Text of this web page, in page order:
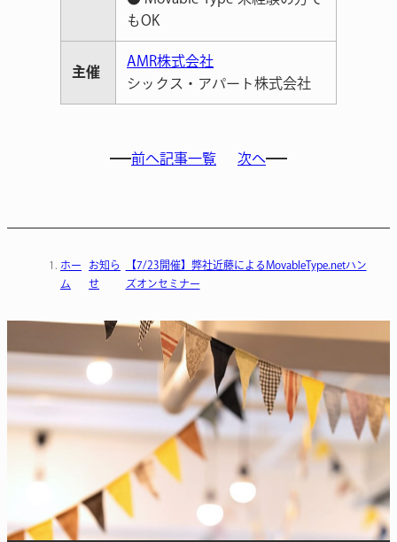
もOK
主催
AMR株式会社
シックス・アパート株式会社
前へ記事一覧 次へ
ホー
ム
お知ら
せ
【7/23開催】弊社近藤によるMovableType.netハン
ズオンセミナー